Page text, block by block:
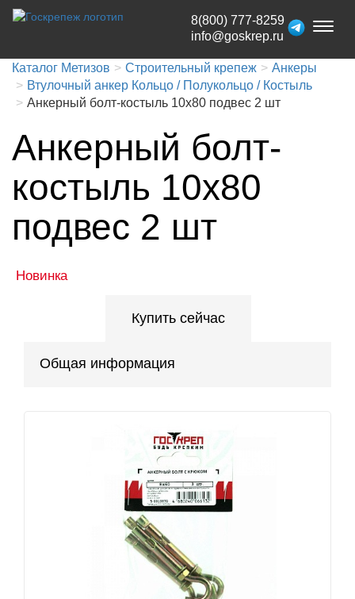
Toggle
8(800) 777-8259
info@goskrep.ru
Каталог Метизов Строительный крепеж
Анкеры
Втулочный анкер Кольцо / Полукольцо / Костыль
Анкерный болт-костыль 10x80 подвес 2 шт
Анкерный болт-
костыль 10x80
подвес 2 шт
Новинка
Купить сейчас
Общая информация